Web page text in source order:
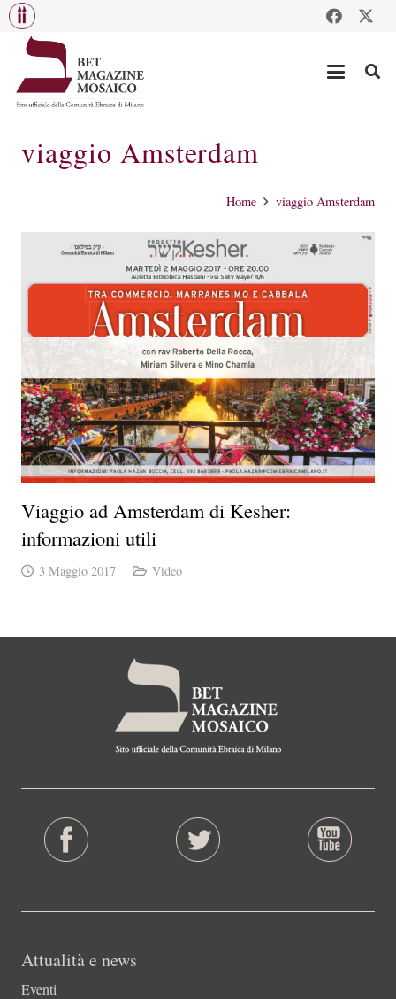
viaggio Amsterdam
Home viaggio Amsterdam
Viaggio ad Amsterdam di Kesher:
informazioni utili
3 Maggio 2017 Video
Attualità e news
Eventi